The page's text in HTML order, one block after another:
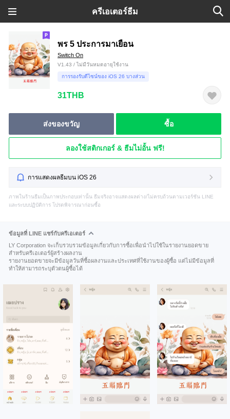
ครีเอเตอร์ธีม
พร 5 ประการมาเยือน
Switch On
V1.43 / ไม่มีวันหมดอายุใช้งาน
การรองรับดีไซน์ของ iOS 26 บางส่วน
31THB
ส่งของขวัญ ซื้อ
ลองใช้สติกเกอร์ & ธีมไม่อั้น ฟรี!
การแสดงผลธีมบน iOS 26
ภาพในร้านธีมเป็นภาพประกอบเท่านั้น ธีมจริงอาจแสดงผลต่าง/ไม่ครบถ้วนตามเวอร์ชัน LINE
และระบบปฏิบัติการ โปรดพิจารณาก่อนซื้อ
ข้อมูลที่ LINE แชร์กับครีเอเตอร์
LY Corporation จะเก็บรวบรวมข้อมูลเกี่ยวกับการซื้อเพื่อนำไปใช้ในรายงานยอดขาย
สำหรับครีเอเตอร์ผู้สร้างผลงาน
รายงานยอดขายจะมีข้อมูลวันที่ซื้อผลงานและประเทศที่ใช้งานของผู้ซื้อ แต่ไม่มีข้อมูลที่
ทำให้สามารถระบุตัวตนผู้ซื้อได้